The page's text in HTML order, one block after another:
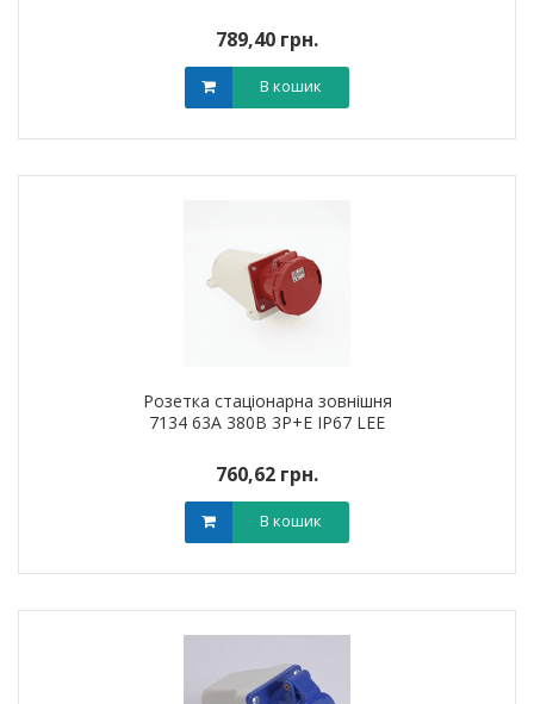
789,40 грн.
В кошик
Розетка стаціонарна зовнішня
7134 63А 380В 3Р+Е IP67 LEE
760,62 грн.
В кошик